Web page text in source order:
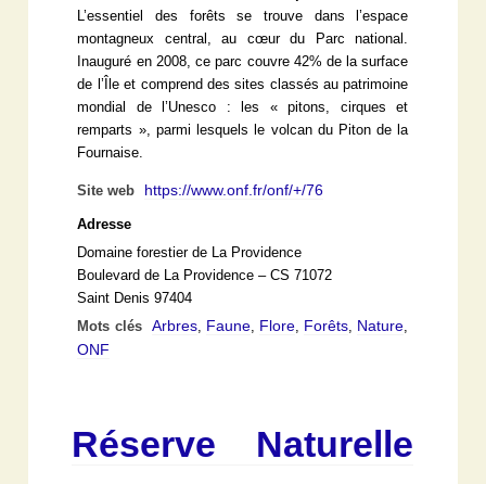
L’essentiel des forêts se trouve dans l’espace
montagneux central, au cœur du Parc national.
Inauguré en 2008, ce parc couvre 42% de la surface
de l’Île et comprend des sites classés au patrimoine
mondial de l’Unesco : les « pitons, cirques et
remparts », parmi lesquels le volcan du Piton de la
Fournaise.
Site web https://www.onf.fr/onf/+/76
Adresse
Domaine forestier de La Providence
Boulevard de La Providence – CS 71072
Saint Denis 97404
Mots clés
Arbres, Faune, Flore Forêts Nature
ONF
Réserve Naturelle